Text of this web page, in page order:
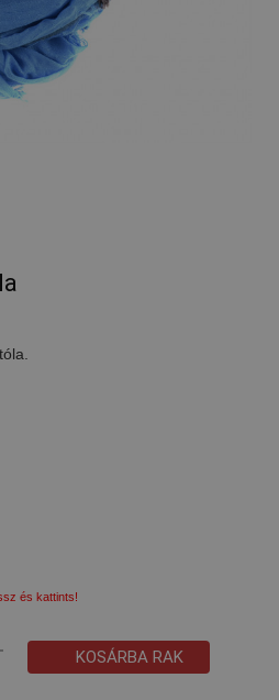
és kattints!
KOSÁRBA RAK